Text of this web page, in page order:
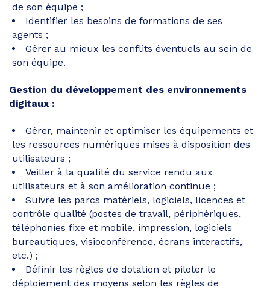
de son équipe ;
Identifier les besoins de formations de ses
agents ;
Gérer au mieux les conflits éventuels au sein de
son équipe.
Gestion du développement des environnements
digitaux :
Gérer, maintenir et optimiser les équipements et
les ressources numériques mises à disposition des
utilisateurs ;
Veiller à la qualité du service rendu aux
utilisateurs et à son amélioration continue ;
Suivre les parcs matériels, logiciels, licences et
contrôle qualité (postes de travail, périphériques,
téléphonies fixe et mobile, impression, logiciels
bureautiques, visioconférence, écrans interactifs,
etc.) ;
Définir les règles de dotation et piloter le
déploiement des moyens selon les règles de